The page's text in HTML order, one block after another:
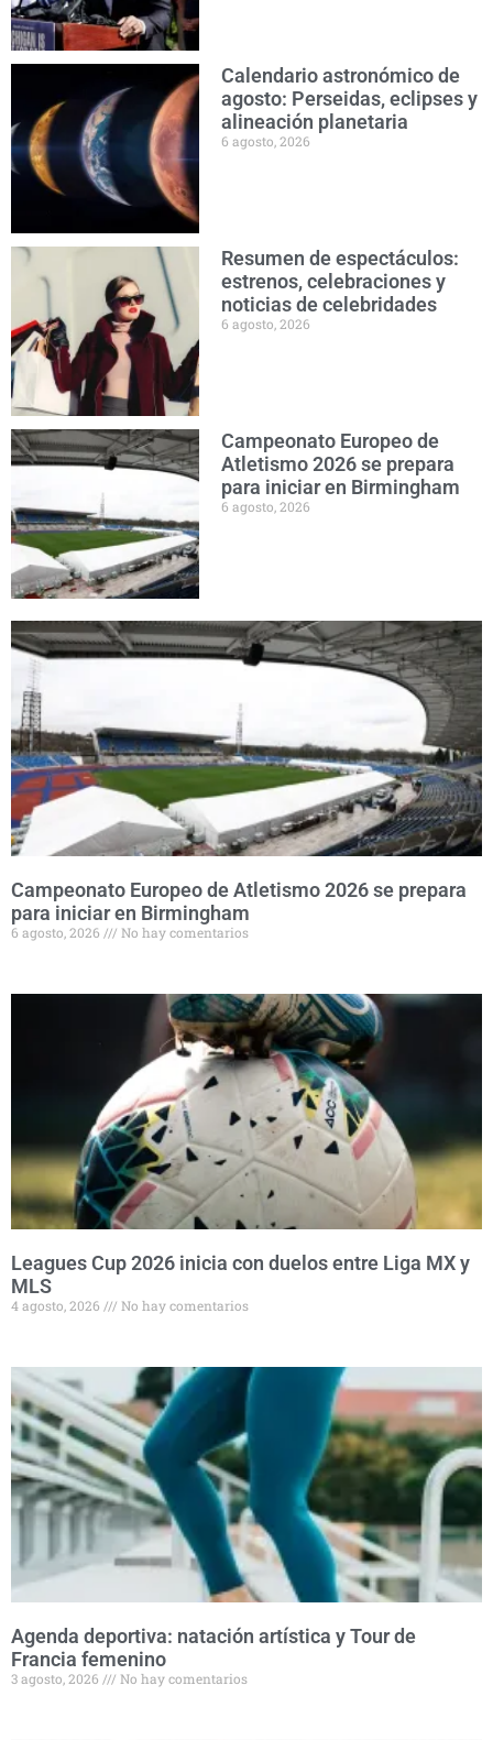
Calendario astronómico de
agosto: Perseidas, eclipses y
alineación planetaria
6 agosto, 2026
Resumen de espectáculos:
estrenos, celebraciones y
noticias de celebridades
6 agosto, 2026
Campeonato Europeo de
Atletismo 2026 se prepara
para iniciar en Birmingham
6 agosto, 2026
Campeonato Europeo de Atletismo 2026 se prepara
para iniciar en Birmingham
6 agosto, 2026 No hay comentarios
Leagues Cup 2026 inicia con duelos entre Liga MX y
MLS
4 agosto, 2026 No hay comentarios
Agenda deportiva: natación artística y Tour de
Francia femenino
3 agosto, 2026 No hay comentarios